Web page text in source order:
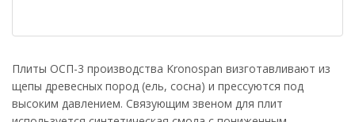
Плиты ОСП-3 производства Kronospan визготавливают из
щепы древесных пород (ель, сосна) и прессуются под
высоким давлением. Связующим звеном для плит